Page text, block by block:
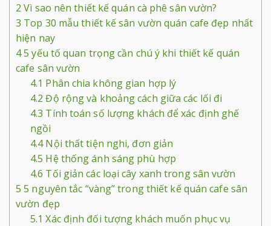
2 Vì sao nên thiết kế quán cà phê sân vườn?
3 Top 30 mẫu thiết kế sân vườn quán cafe đẹp nhất
hiện nay
45 yếu tố quan trọng cần chú ý khi thiết kế quán
cafe sân vườn
4.1 Phân chia không gian hợp lý
4.2 Độ rộng và khoảng cách giữa các lối đi
4.3 Tính toán số lượng khách để xác định ghế
ngồi
4.4Nội thất tiện nghi, đơn giản
4.5 Hệ thống ánh sáng phù hợp
4.6 Tối giản các loại cây xanh trong sân vườn
5 5 nguyên tắc “vàng” trong thiết kế quán cafe sân
vườn đẹp
5.1 Xác định đối tượng khách muốn phục vụ